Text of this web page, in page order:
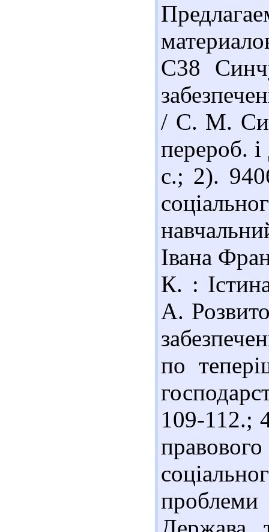
С38
/ С. М.
перероб.
с.; 2).
Івана
К. :
А.
по
109-112.;